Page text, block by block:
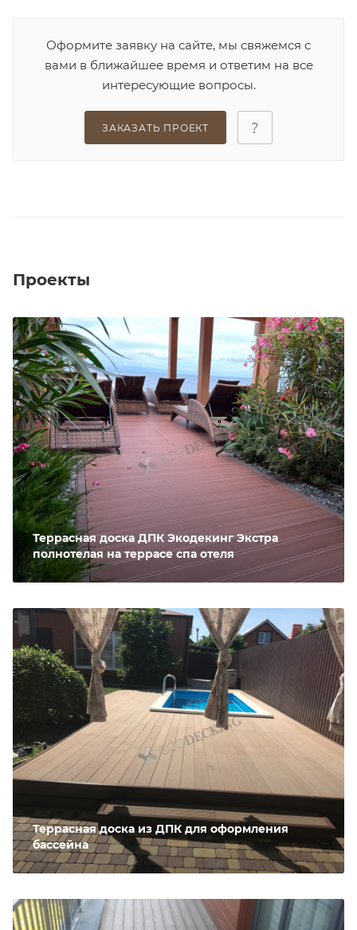
Оформите заявку на сайте, мы свяжемся с
вами в ближайшее время и ответим на все
интересующие вопросы.
ЗАКАЗАТЬ ПРОЕКТ
Проекты
Террасная доска ДПК Экодекинг Экстра
полнотелая на террасе спа отеля
Террасная доска из ДПК для оформления
бассейна